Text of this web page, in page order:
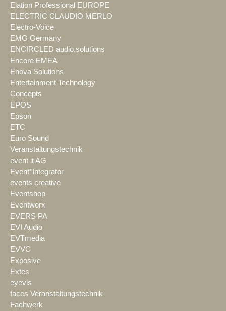
Elation Professional EUROPE
ELECTRIC CLAUDIO MERLO
Electro-Voice
EMG Germany
ENCIRCLED audio.solutions
Encore EMEA
Enova Solutions
Entertainment Technology
Concepts
EPOS
Epson
ETC
Euro Sound
Veranstaltungstechnik
event it AG
Event*Integrator
events creative
Eventshop
Eventworx
EVERS PA
EVI Audio
EVTmedia
EVVC
Exposive
Extes
eyevis
faces Veranstaltungstechnik
Fachwerk